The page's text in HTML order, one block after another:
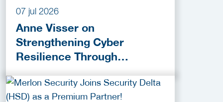
07 jul 2026
Anne Visser on
Strengthening Cyber
Resilience Through